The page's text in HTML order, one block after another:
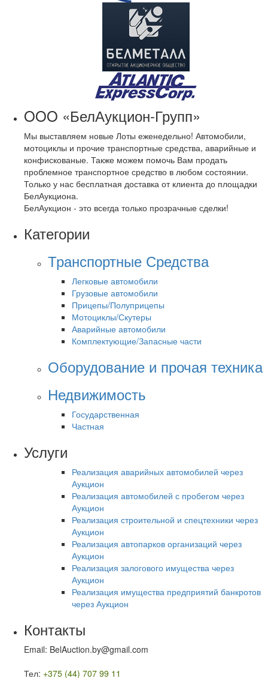
OOO «БелАукцион-Групп»
Мы выставляем новые Лоты еженедельно! Автомобили,
мотоциклы и прочие транспортные средства, аварийные и
конфискованые. Также можем помочь Вам продать
проблемное транспортное средство в любом состоянии.
Только у нас бесплатная доставка от клиента до площадки
БелАукциона.
БелАукцион - это всегда только прозрачные сделки!
Категории
Транспортные Средства
Легковые автомобили
Грузовые автомобили
Прицепы/Полуприцепы
Мотоциклы/Скутеры
Аварийные автомобили
Комплектующие/Запасные части
Оборудование и прочая техника
Недвижимость
Государственная
Частная
Услуги
Реализация аварийных автомобилей через
Аукцион
Реализация автомобилей с пробегом через
Аукцион
Реализация строительной и спецтехники через
Аукцион
Реализация автопарков организаций через
Аукцион
Реализация залогового имущества через
Аукцион
Реализация имущества предприятий банкротов
через Аукцион
Контакты
Email: BelAuction.by@gmail.com
Тел: +375 (44) 707 99 11